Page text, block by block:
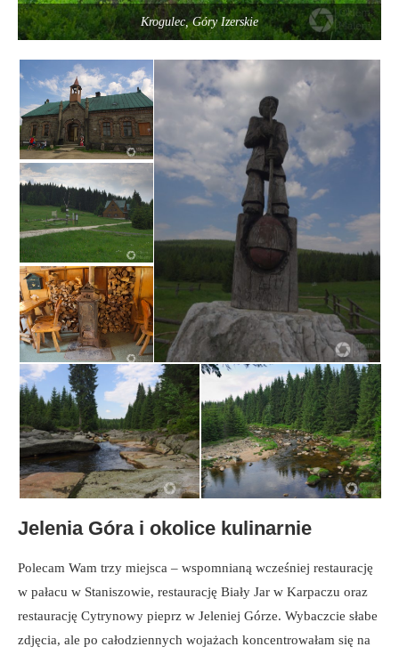
Krogulec, Góry Izerskie
Jelenia Góra i okolice kulinarnie
Polecam Wam trzy miejsca – wspomnianą wcześniej restaurację
w pałacu w Staniszowie, restaurację Biały Jar w Karpaczu oraz
restaurację Cytrynowy pieprz w Jeleniej Górze. Wybaczcie słabe
zdjęcia, ale po całodziennych wojażach koncentrowałam się na